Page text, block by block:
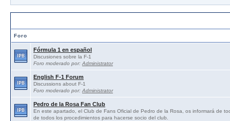
Foro
Fórmula 1 en español
Discusiones sobre la F-1
Foro moderado por: Administrator
English F-1 Forum
Discussions about F-1
Foro moderado por: Administrator
Pedro de la Rosa Fan Club
En este apartado, el Club de Fans Oficial de Pedro de la Rosa, os informará de
de todos los procedimientos para hacerse socio del club.